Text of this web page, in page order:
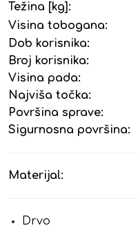
Težina [kg]:
Visina tobogana:
Dob korisnika:
Broj korisnika:
Visina pada:
Najviša točka:
Površina sprave:
Sigurnosna površina:
Materijal:
Drvo